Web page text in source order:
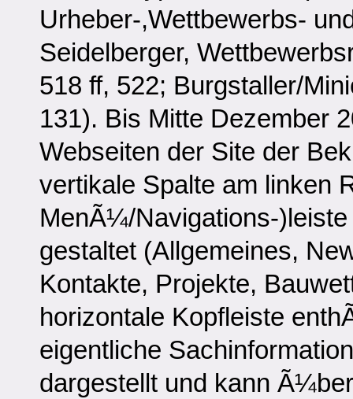
Urheber-,Wettbewerbs-
Seidelberger,
518 ff, 522; Burgstaller/
131). Bis Mitte Dezember
Webseiten der Site der
vertikale Spalte am linken
MenÃ¼/Navigations-
gestaltet (Allgemeines,
Kontakte, Projekte,
horizontale Kopfleiste
eigentliche
dargestellt und kann